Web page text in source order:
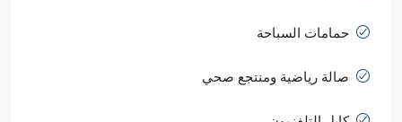
حمامات السباحة
صالة رياضية ومنتجع صحي